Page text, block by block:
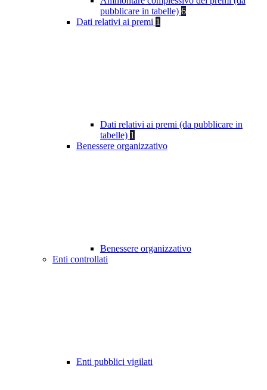
pubblicare in tabelle) 6
Dati relativi ai premi 1
Dati relativi ai premi (da pubblicare in
tabelle) 1
Benessere organizzativo
Benessere organizzativo
Enti controllati
Enti pubblici vigilati